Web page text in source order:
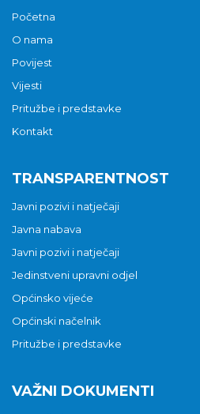
Početna
O nama
Povijest
Vijesti
Pritužbe i predstavke
Kontakt
TRANSPARENTNOST
Javni pozivi i natječaji
Javna nabava
Javni pozivi i natječaji
Jedinstveni upravni odjel
Općinsko vijeće
Općinski načelnik
Pritužbe i predstavke
VAŽNI DOKUMENTI